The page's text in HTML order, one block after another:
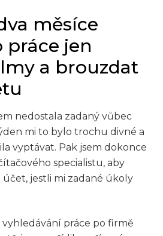
měsíce
práce jen
a brouzdat
nedostala zadaný vůbec
mi to bylo trochu divné a
vyptávat. Pak jsem dokonce
specialistu, aby
jestli mi zadané úkoly
práce po firmě